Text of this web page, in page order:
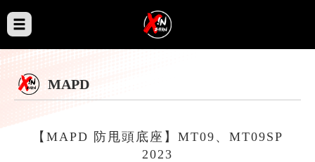
MAPD
【MAPD 防甩頭底座】MT09、MT09SP
2023